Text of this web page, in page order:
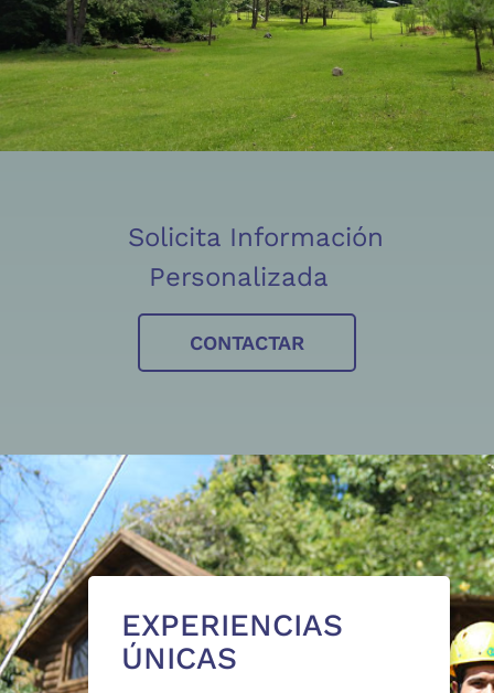
Solicita Información
Personalizada
CONTACTAR
EXPERIENCIAS
ÚNICAS